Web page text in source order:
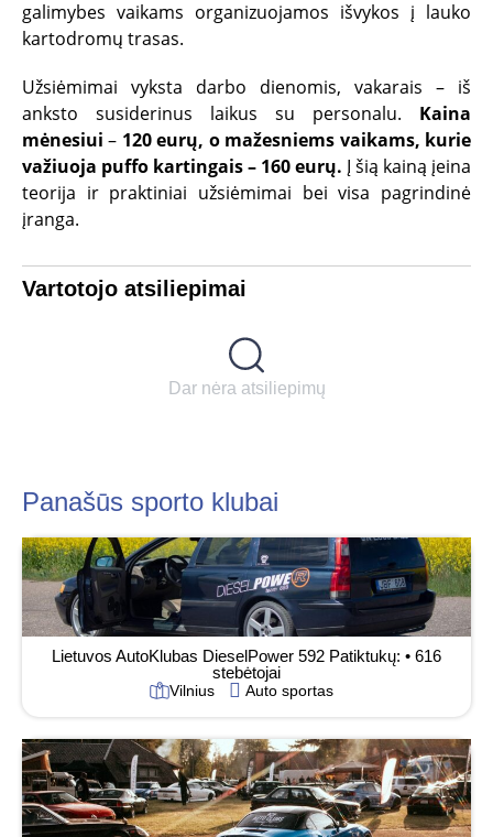
galimybes vaikams organizuojamos išvykos į lauko
kartodromų trasas.
Užsiėmimai vyksta darbo dienomis, vakarais – iš
anksto susiderinus laikus su personalu. Kaina
mėnesiui – 120 eurų, o mažesniems vaikams, kurie
važiuoja puffo kartingais – 160 eurų. Į šią kainą įeina
teorija ir praktiniai užsiėmimai bei visa pagrindinė
įranga.
Vartotojo atsiliepimai
Dar nėra atsiliepimų
Panašūs sporto klubai
Lietuvos AutoKlubas DieselPower 592 Patiktukų: • 616
stebėtojai
Vilnius Auto sportas